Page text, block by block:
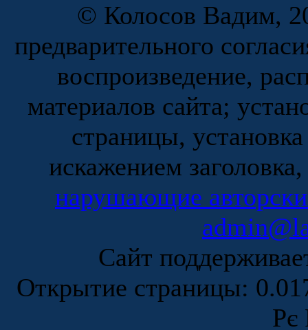
© Колосов Вадим,
предварительного
воспроизведение,
материалов сайта;
страницы,
искажением
нарушающие
Сайт
Открытие страницы:
Рє